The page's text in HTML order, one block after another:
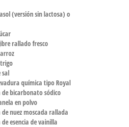
(versión sin lactosa) o
rallado fresco
sal
química tipo Royal
bicarbonato sódico
en polvo
nuez moscada rallada
esencia de vainilla